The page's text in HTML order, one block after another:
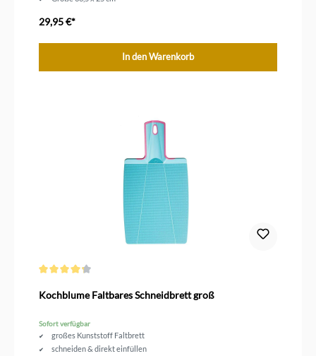
29,95 €*
In den Warenkorb
Kochblume Faltbares Schneidbrett groß
Sofort verfügbar
großes Kunststoff Faltbrett
schneiden & direkt einfüllen